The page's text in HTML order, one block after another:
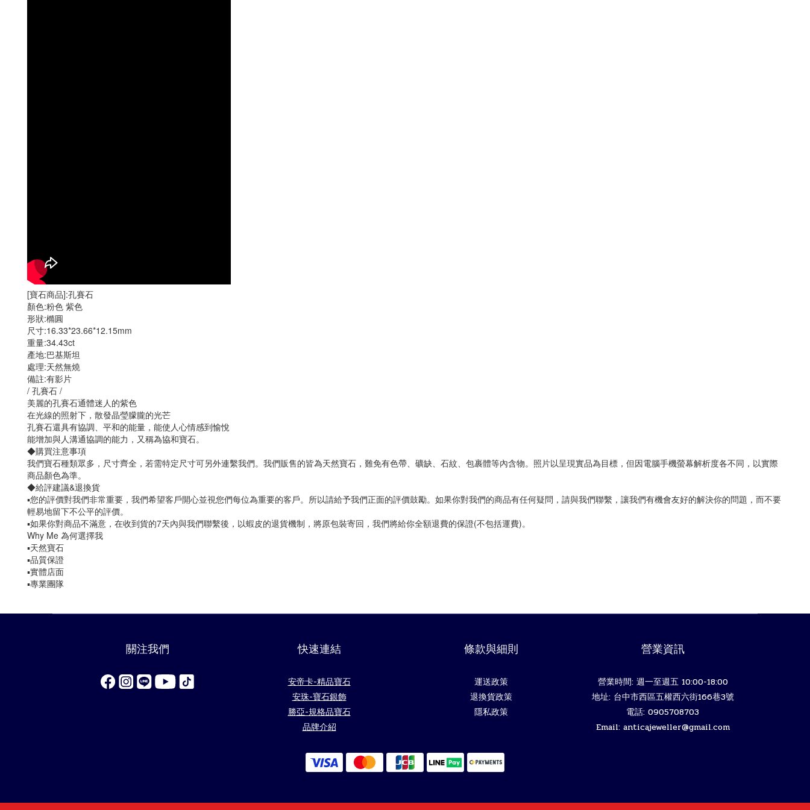
[寶石商品]:孔賽石
顏色:粉色 紫色
形狀:橢圓
尺寸:16.33*23.66*12.15mm
重量:34.43ct
產地:巴基斯坦
處理:天然無燒
備註:有影片
/ 孔賽石 /
美麗的孔賽石通體迷人的紫色
在光線的照射下，散發晶瑩朦朧的光芒
孔賽石還具有協調、平和的能量，能使人心情感到愉悅
能增加與人溝通協調的能力，又稱為協和寶石。
◆購買注意事項
我們寶石種類眾多，尺寸齊全，若需特定尺寸可另外連繫我們。我們販售的皆為天然寶石，難免有色帶、礦缺、石紋、包裹體等內含物。照片以呈現實品為目標，但因電腦手機螢幕解析度各不同，以實際
商品顏色為準。
◆給評建議&退換貨
▪️您的評價對我們非常重要，我們希望客戶開心並視您們每位為重要的客戶。所以請給予我們正面的評價鼓勵。如果你對我們的商品有任何疑問，請與我們聯繫，讓我們有機會友好的解決你的問題，而不要
輕易地留下不公平的評價。
▪️如果你對商品不滿意，在收到貨的7天內與我們聯繫後，以蝦皮的退貨機制，將原包裝寄回，我們將給你全額退費的保證(不包括運費)。
Why Me 為何選擇我
▪️天然寶石
▪️品質保證
▪️實體店面
▪️專業團隊
關注我們 快速連結
安帝卡-精品寶石
安珠-寶石銀飾
勝亞-規格品寶石
品牌介紹
條款與細則
運送政策
退換貨政策
隱私政策
營業資訊
營業時間: 週一至週五 10:00-18:00
地址: 台中市西區五權西六街166巷3號
電話: 0905708703
Email: anticajeweller@gmail.com